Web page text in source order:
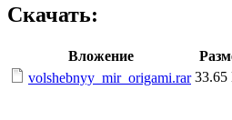
Скачать:
Вложение
volshebnyy_mir_origami.rar